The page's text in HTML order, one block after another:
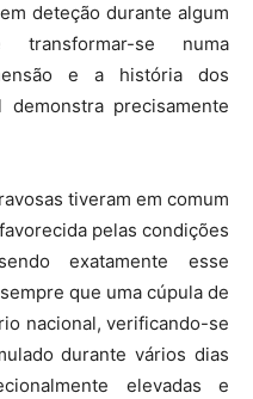
deteção durante algum
transformar-se numa
e a história dos
precisamente
tiveram em comum
pelas condições
exatamente esse
que uma cúpula de
nacional, verificando-se
durante vários dias
elevadas e